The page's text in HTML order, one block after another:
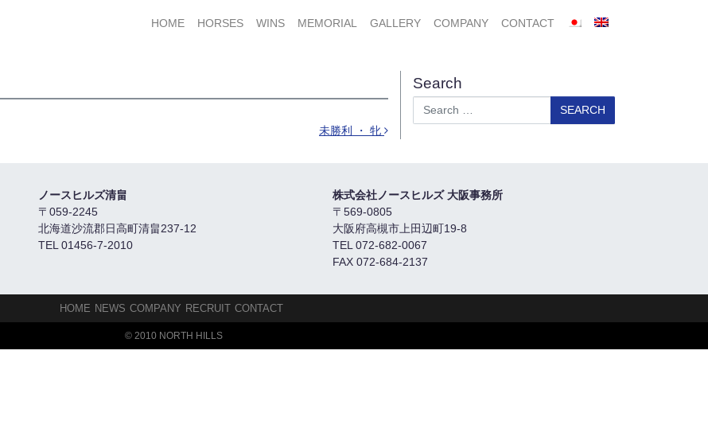
HOME
HORSES WINS MEMORIAL GALLERY COMPANY CONTACT
未勝利 ・ 牝
Search
Search
ノースヒルズ清畠
〒059-2245
北海道沙流郡日高町清畠237-12
TEL 01456-7-2010
株式会社ノースヒルズ 大阪事務所
〒569-0805
大阪府高槻市上田辺町19-8
TEL 072-682-0067
FAX 072-684-2137
HOME NEWS COMPANY RECRUIT CONTACT
© 2010 NORTH HILLS